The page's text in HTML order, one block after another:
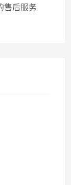
售后服务